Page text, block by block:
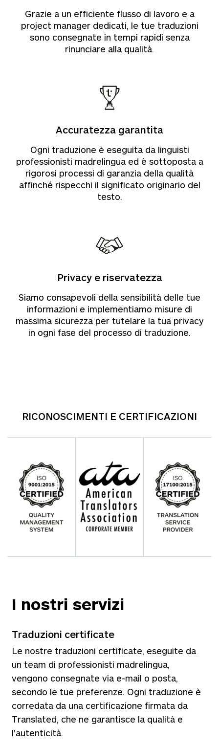
Grazie a un efficiente flusso di lavoro e a
project manager dedicati, le tue traduzioni
sono consegnate in tempi rapidi senza
rinunciare alla qualità.
Accuratezza garantita
Ogni traduzione è eseguita da linguisti
professionisti madrelingua ed è sottoposta a
rigorosi processi di garanzia della qualità
affinché rispecchi il significato originario del
testo.
Privacy e riservatezza
Siamo consapevoli della sensibilità delle tue
informazioni e implementiamo misure di
massima sicurezza per tutelare la tua privacy
in ogni fase del processo di traduzione.
RICONOSCIMENTI E CERTIFICAZIONI
I nostri servizi
Traduzioni certificate
Le nostre traduzioni certificate, eseguite da
un team di professionisti madrelingua,
vengono consegnate via e-mail o posta,
secondo le tue preferenze. Ogni traduzione è
corredata da una certificazione firmata da
Translated, che ne garantisce la qualità e
l'autenticità.